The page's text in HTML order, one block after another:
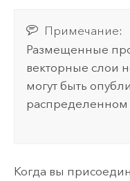
Примечание:
Размещенные
векторные слои
могут быть
распределенном
Когда вы